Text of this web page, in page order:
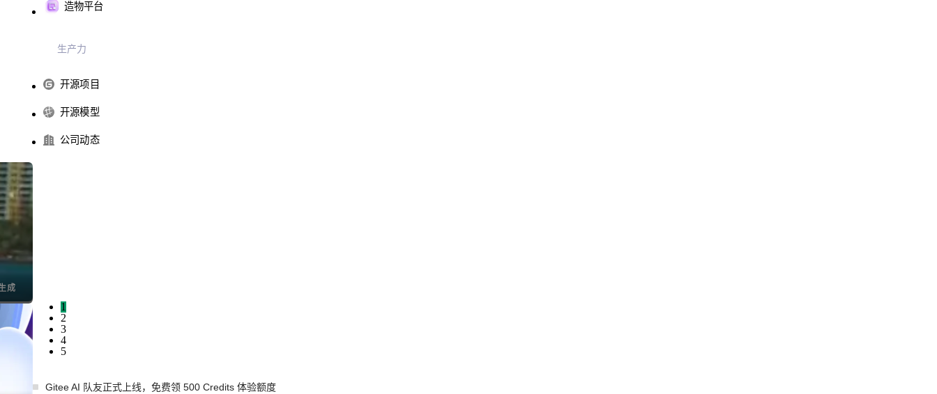
造物平台
生产力
开源项目
开源模型
公司动态
1
2
3
4
5
Gitee AI 队友正式上线，免费领 500 Credits 体验额度